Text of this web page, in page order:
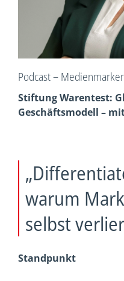
Podcast –
Stiftung Warentest:
Geschäftsmodell –
warum
selbst
Standpunkt